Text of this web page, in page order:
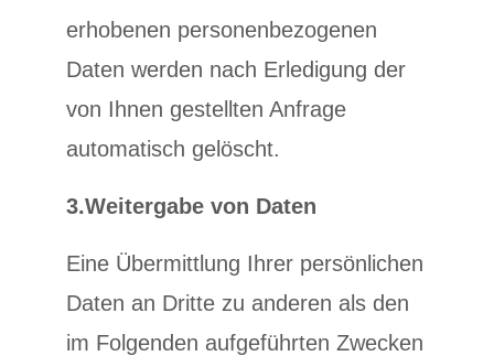
erhobenen personenbezogenen
Daten werden nach Erledigung der
von Ihnen gestellten Anfrage
automatisch gelöscht.
3.Weitergabe von Daten
Eine Übermittlung Ihrer persönlichen
Daten an Dritte zu anderen als den
im Folgenden aufgeführten Zwecken